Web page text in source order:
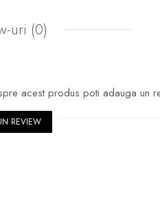
uri (0)
acest produs poti adauga un
REVIEW